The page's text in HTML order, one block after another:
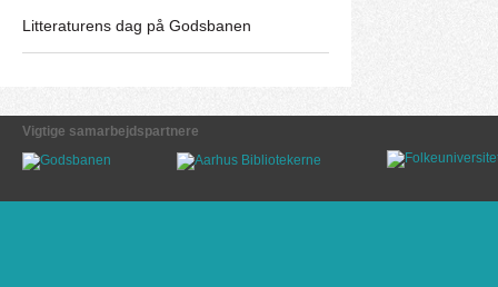
Litteraturens dag på Godsbanen
Vigtige samarbejdspartnere